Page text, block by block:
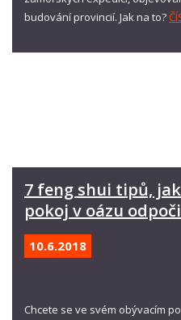
budování provincií. Jak na to?
7 feng shui tipů,
pokoj v oázu
10.6.2018
Chcete se ve svém obývacím